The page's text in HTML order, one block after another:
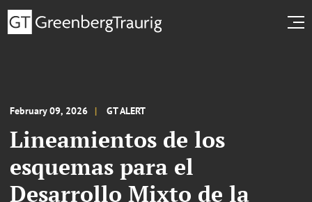
February 09, 2026 GT ALERT
Lineamientos de los
esquemas para el
Desarrollo Mixto de la